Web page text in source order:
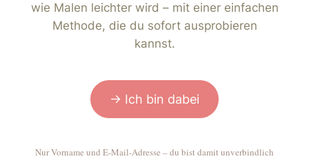
wie Malen leichter wird – mit einer einfachen
Methode, die du sofort ausprobieren
kannst.
→ Ich bin dabei
Nur Vorname und E-Mail-Adresse – du bist damit unverbindlich